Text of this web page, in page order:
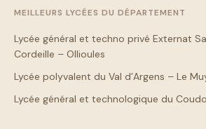
MEILLEURS LYCÉES DU DÉPARTEMENT
Lycée général et techno privé Externat
Cordeille – Ollioules
Lycée polyvalent du Val d’Argens – Le
Lycée général et technologique du